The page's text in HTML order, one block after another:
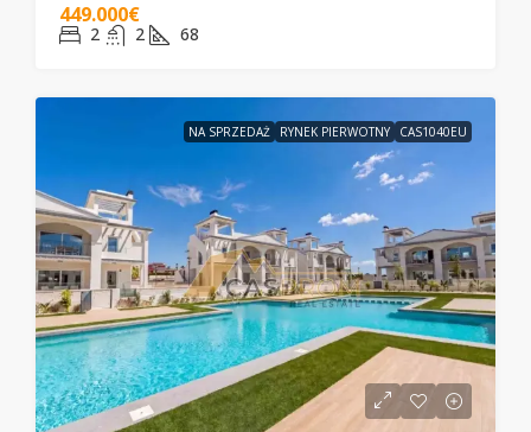
449.000€
2 2 68
NA SPRZEDAŻ RYNEK PIERWOTNY CAS1040EU